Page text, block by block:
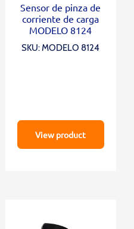
Sensor de pinza de
corriente de carga
MODELO 8124
SKU: MODELO 8124
View product